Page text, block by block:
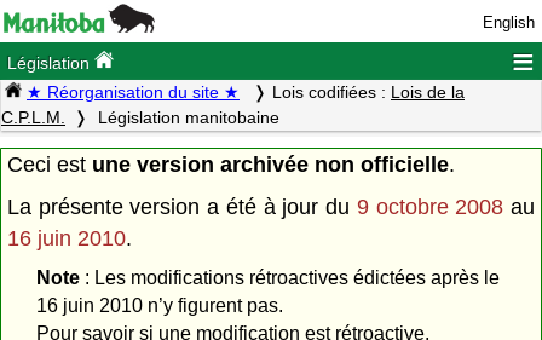
English
Législation ≡
★ Réorganisation du site ★ Lois codifiées : Lois de la
C.P.L.M.
Législation manitobaine
Ceci est une version archivée non officielle.
La présente version a été à jour du 9 octobre 2008 au
16 juin 2010.
Note: Les modifications rétroactives édictées après le
16 juin 2010 n’y figurent pas.
Pour savoir si une modification est rétroactive,